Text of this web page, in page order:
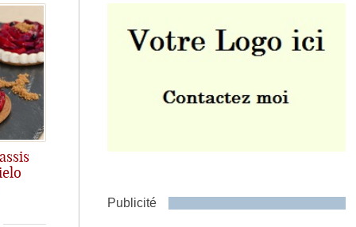
Publicité